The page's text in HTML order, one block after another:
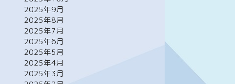
2025年9月
2025年8月
2025年7月
2025年6月
2025年5月
2025年4月
2025年3月